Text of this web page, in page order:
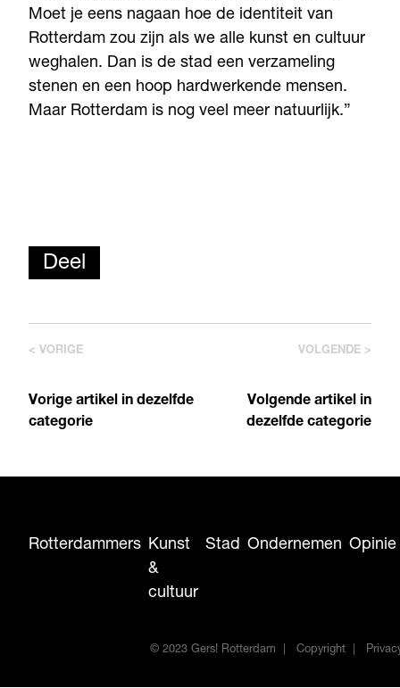
Moet je eens nagaan hoe de identiteit van
Rotterdam zou zijn als we alle kunst en cultuur
weghalen. Dan is de stad een verzameling
stenen en een hoop hardwerkende mensen.
Maar Rotterdam is nog veel meer natuurlijk.”
Deel
< VORIGE
Vorige artikel in dezelfde
categorie
VOLGENDE >
Volgende artikel in
dezelfde categorie
Rotterdammers Kunst
&
cultuur
Stad Ondernemen Opinie
© 2023 Gers! Rotterdam Copyright